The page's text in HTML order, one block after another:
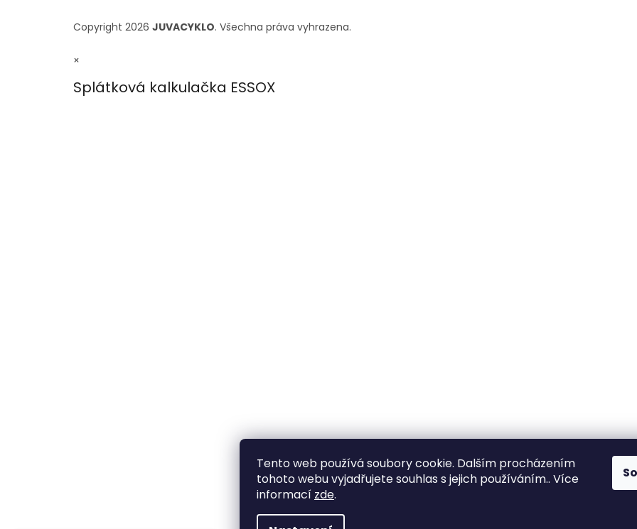
Tento web používá soubory cookie. Dalším procházením
tohoto webu vyjadřujete souhlas s jejich používáním.. Více
informací zde.
Copyright 2026 JUVACYKLO. Všechna práva vyhrazena.
×
Splátková kalkulačka ESSOX